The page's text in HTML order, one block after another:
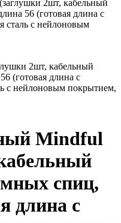
2шт, кабельный
56 (готовая длина с
сталь с нейлоновым
Mindful
спиц,
длина с